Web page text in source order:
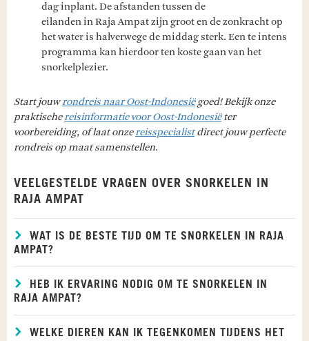
dag inplant. De afstanden tussen de
eilanden in Raja Ampat zijn groot en de zonkracht op
het water is halverwege de middag sterk. Een te intens
programma kan hierdoor ten koste gaan van het
snorkelplezier.
Start jouwrondreis naar Oost-Indonesiëgoed! Bekijk onze
praktischereisinformatie voor Oost-Indonesiëter
voorbereiding, of laat onzereisspecialistdirect jouw perfecte
rondreis op maat samenstellen.
VEELGESTELDE VRAGEN OVER SNORKELEN IN
RAJA AMPAT
WAT IS DE BESTE TIJD OM TE SNORKELEN IN RAJA
AMPAT?
HEB IK ERVARING NODIG OM TE SNORKELEN IN
RAJA AMPAT?
WELKE DIEREN KAN IK TEGENKOMEN TIJDENS HET